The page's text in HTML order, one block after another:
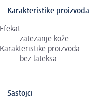
Karakteristike proizvoda
Efekat:
zatezanje kože
Karakteristike proizvoda:
bez lateksa
Sastojci